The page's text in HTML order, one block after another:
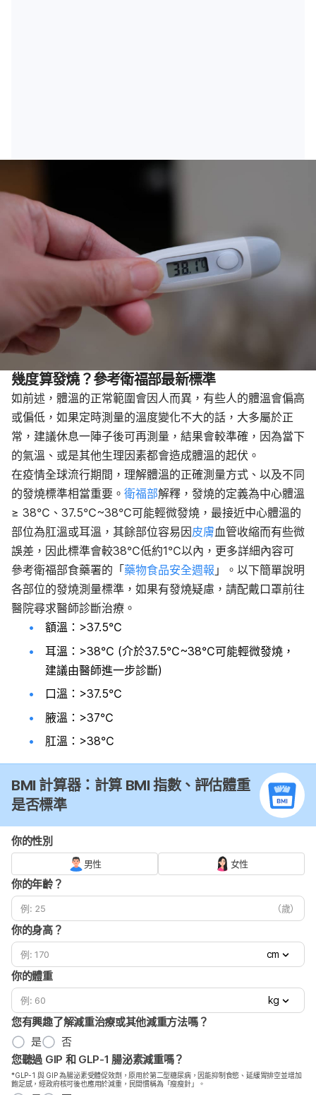
幾度算發燒？參考衛福部最新標準
如前述，體溫的正常範圍會因人而異，有些人的體溫會偏高
或偏低，如果定時測量的溫度變化不大的話，大多屬於正
常，建議休息一陣子後可再測量，結果會較準確，因為當下
的氣溫、或是其他生理因素都會造成體溫的起伏。
在疫情全球流行期間，理解體溫的正確測量方式、以及不同
的發燒標準相當重要。 衛福部解釋，發燒的定義為中心體溫
≥ 38℃、37.5℃~38℃可能輕微發燒，最接近中心體溫的
部位為肛溫或耳溫，其餘部位容易因皮膚血管收縮而有些微
誤差，因此標準會較38℃低約1℃以內，更多詳細內容可
參考衛福部食藥署的「 藥物食品安全週報 」。以下簡單說明
各部位的發燒測量標準，如果有發燒疑慮，請配戴口罩前往
醫院尋求醫師診斷治療。
額溫：>37.5℃
耳溫：>38℃ (介於37.5℃~38℃可能輕微發燒，
建議由醫師進一步診斷)
口溫：>37.5℃
腋溫：>37℃
肛溫：>38℃
BMI 計算器：計算 BMI 指數、評估體重
是否標準
你的性別
男性 女性
你的年齡？
（歲）
你的身高？
cm
你的體重
kg
您有興趣了解減重治療或其他減重方法嗎？
是
否
您聽過 GIP 和 GLP-1 腸泌素減重嗎？
*GLP-1 與 GIP 為腸泌素受體促效劑，原用於第二型糖尿病，因能抑制食慾、延緩胃排空並增加
飽足感，經政府核可後也應用於減重，民間慣稱為「瘦瘦針」。